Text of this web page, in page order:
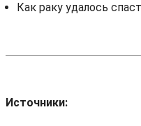
Как раку удалось
Источники: